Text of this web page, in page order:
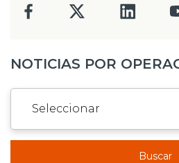
NOTICIAS POR
Buscar